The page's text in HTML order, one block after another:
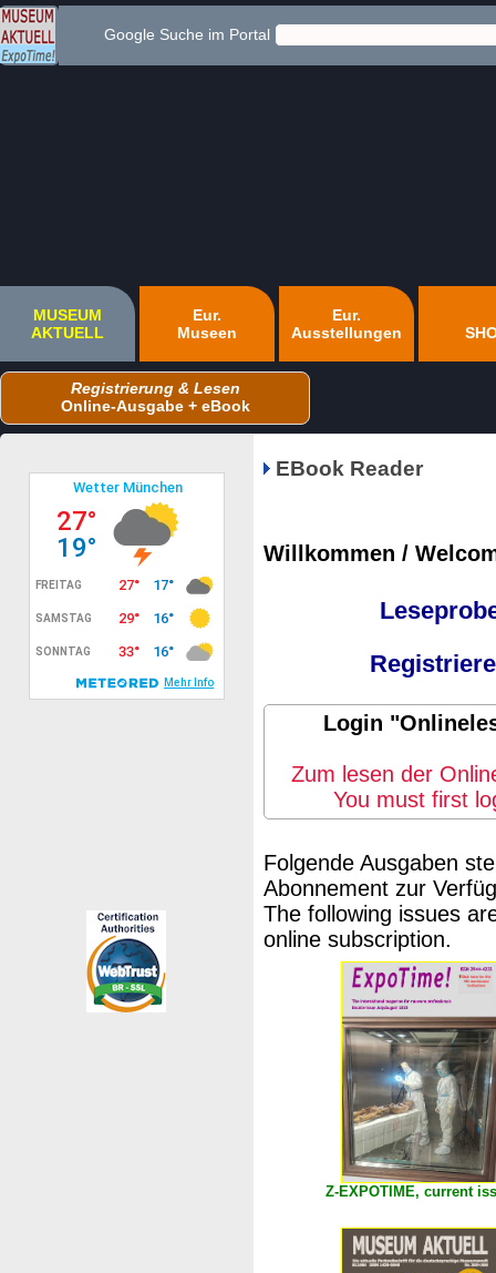
Google Suche im Portal
MUSEUM
AKTUELL
Eur.
Museen
Eur.
Ausstellungen
Registrierung & Lesen
Online-Ausgabe + eBook
EBook Reader
Willkommen /
Login
Zum lesen der
You must first
Folgende Ausgaben
Abonnement zur
The following issues
online subscription.
Z-EXPOTIME, current